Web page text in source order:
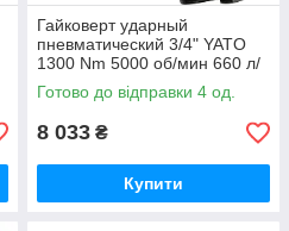
Гайковерт ударный
пневматический 3/4" YATO
1300 Nm 5000 об/мин 660 л/
мин (YT-09564)
Готово до відправки 4 од.
8 033 ₴
Купити